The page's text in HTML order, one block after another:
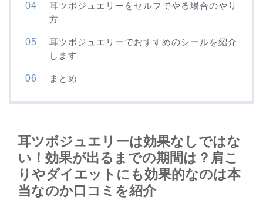
耳ツボジュエリーをセルフでやる場合のやり
方
耳ツボジュエリーでおすすめのシールを紹介
します
まとめ
耳ツボジュエリーは効果なしではな
い！効果が出るまでの期間は？肩こ
りやダイエットにも効果的なのは本
当なのか口コミを紹介